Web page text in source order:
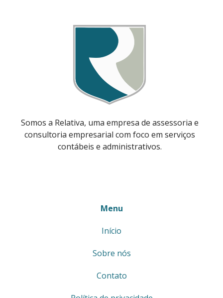
Somos a Relativa, uma empresa de assessoria e
consultoria empresarial com foco em serviços
contábeis e administrativos.
Menu
Início
Sobre nós
Contato